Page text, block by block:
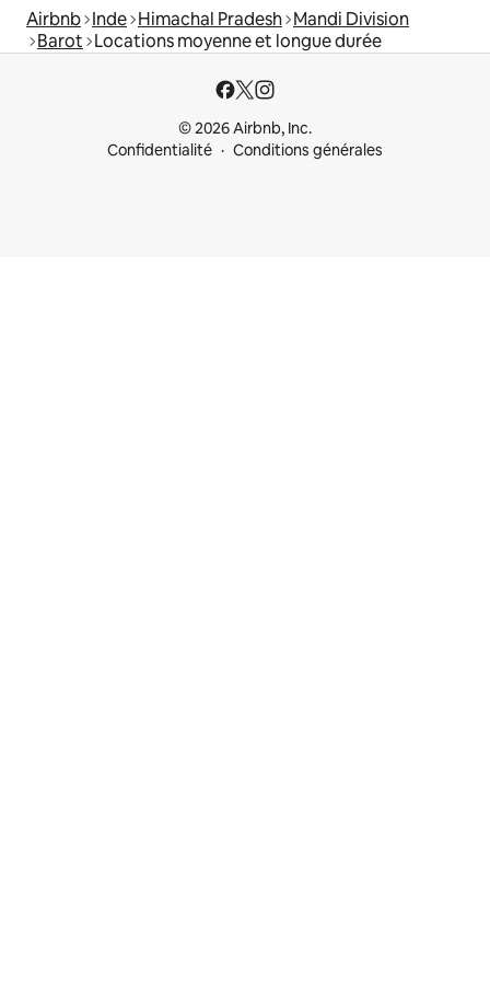
Airbnb Inde Himachal Pradesh Mandi Division
Barot Locations moyenne et longue durée
© 2026 Airbnb, Inc.
Confidentialité
Conditions générales